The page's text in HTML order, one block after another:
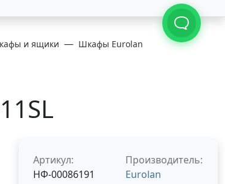
и ящики Шкафы Eurolan
Артикул:
НФ-00086191
Производитель:
Eurolan